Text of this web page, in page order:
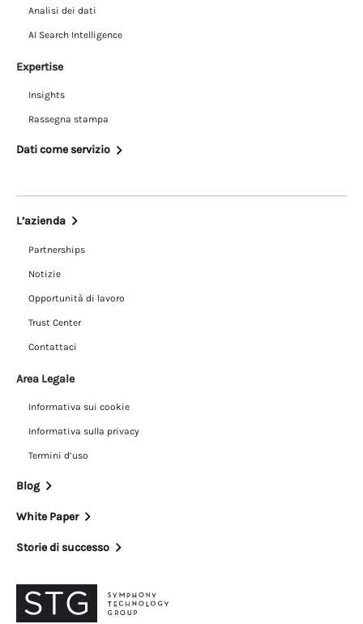
Analisi dei dati
AI Search Intelligence
Expertise
Insights
Rassegna stampa
Dati come servizio
L’azienda
Partnerships
Notizie
Opportunità di lavoro
Trust Center
Contattaci
Area Legale
Informativa sui cookie
Informativa sulla privacy
Termini d’uso
Blog
White Paper
Storie di successo